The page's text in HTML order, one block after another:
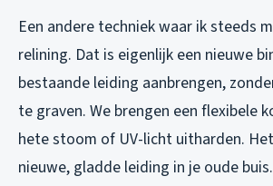
Een andere techniek waar ik steeds
relining. Dat is eigenlijk een nieuwe
bestaande leiding aanbrengen,
te graven. We brengen een flexibele
hete stoom of UV-licht uitharden.
nieuwe, gladde leiding in je oude buis.